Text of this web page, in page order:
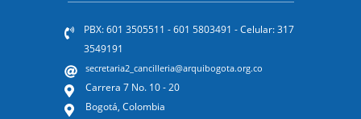
Ramos
PBX: 601 3505511 - 601 5803491 - Celular: 317
3549191
secretaria2_cancilleria@arquibogota.org.co
Carrera 7 No. 10 - 20
Bogotá, Colombia